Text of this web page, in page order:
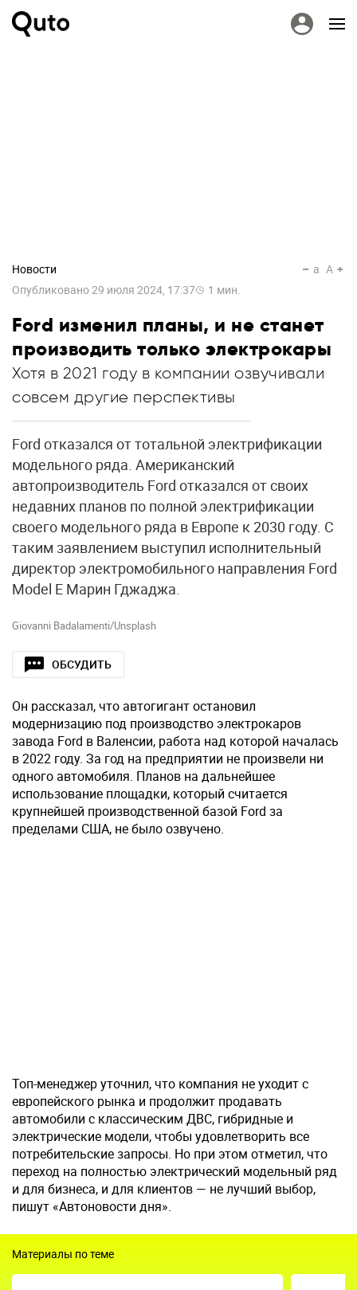
Новости
Опубликовано29 июля 2024, 17:37 1 мин.
a A
Ford изменил планы, и не станет
производить только электрокары
Хотя в 2021 году в компании озвучивали
совсем другие перспективы
Ford отказался от тотальной электрификации
модельного ряда. Американский
автопроизводитель Ford отказался от своих
недавних планов по полной электрификации
своего модельного ряда в Европе к 2030 году. С
таким заявлением выступил исполнительный
директор электромобильного направления Ford
Model E Марин Гджаджа.
Giovanni Badalamenti/Unsplash
ОБСУДИТЬ
Он рассказал, что автогигант остановил
модернизацию под производство электрокаров
завода Ford в Валенсии, работа над которой началась
в 2022 году. За год на предприятии не произвели ни
одного автомобиля. Планов на дальнейшее
использование площадки, который считается
крупнейшей производственной базой Ford за
пределами США, не было озвучено.
Топ-менеджер уточнил, что компания не уходит с
европейского рынка и продолжит продавать
автомобили с классическим ДВС, гибридные и
электрические модели, чтобы удовлетворить все
потребительские запросы. Но при этом отметил, что
переход на полностью электрический модельный ряд
и для бизнеса, и для клиентов — не лучший выбор,
пишут «Автоновости дня».
Материалы по теме